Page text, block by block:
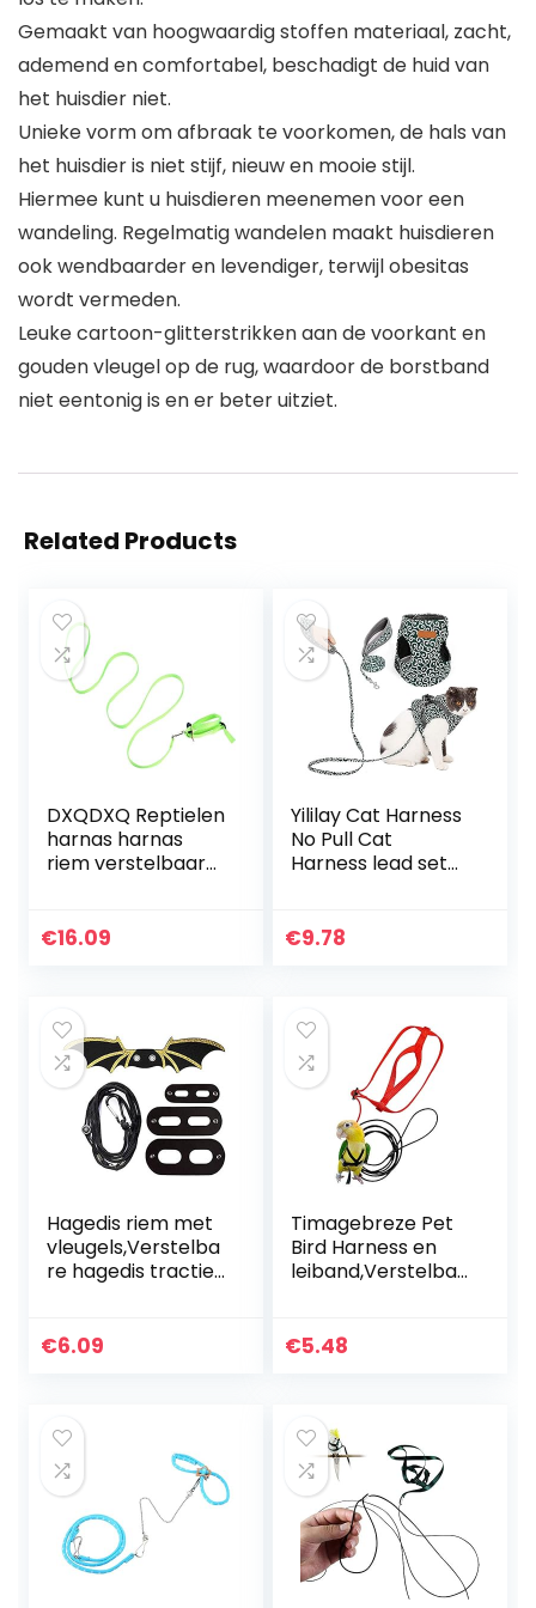
Gemaakt van hoogwaardig stoffen materiaal, zacht,
ademend en comfortabel, beschadigt de huid van
het huisdier niet.
Unieke vorm om afbraak te voorkomen, de hals van
het huisdier is niet stijf, nieuw en mooie stijl.
Hiermee kunt u huisdieren meenemen voor een
wandeling. Regelmatig wandelen maakt huisdieren
ook wendbaarder en levendiger, terwijl obesitas
wordt vermeden.
Leuke cartoon-glitterstrikken aan de voorkant en
gouden vleugel op de rug, waardoor de borstband
niet eentonig is en er beter uitziet.
Related Products
DXQDXQ Reptielen
harnas harnas
riem verstelbaar
nylon voor kleine
€16.09
Yililay Cat Harness
No Pull Cat
Harness lead set
voor kleine dieren
€9.78
Hagedis riem met
vleugels,Verstelba
re hagedis tractie
hagedis harnas
€6.09
Timagebreze Pet
Bird Harness en
leiband,Verstelbar
Anti-Bite Training
€5.48